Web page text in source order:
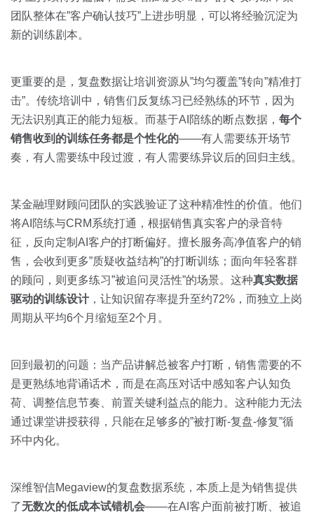
团队整体在”客户确认技巧”上进步明显，可以将经验沉淀为
新的训练剧本。
更重要的是，复盘数据让培训资源从”均匀覆盖”转向”精准打
击”。传统培训中，销售们反复练习已经熟练的环节，因为
无法识别真正的能力短板。而基于AI陪练的断点数据， 每个
销售收到的训练任务都是个性化的——有人需要练开场节
奏，有人需要练中段过渡，有人需要练异议后的回归主线。
某金融理财顾问团队的实践验证了这种精准性的价值。他们
将AI陪练与CRM系统打通，根据销售真实客户的录音特
征，反向定制AI客户的打断偏好。擅长服务高净值客户的销
售，会收到更多”质疑收益结构”的打断训练；面向年轻客群
的顾问，则更多练习”被追问灵活性”的场景。这种真实数据
驱动的训练设计，让知识留存率提升至约72%，而独立上岗
周期从平均6个月缩短至2个月。
回到最初的问题：当产品讲解总被客户打断，销售需要的不
是更熟练地背诵话术，而是在高压对话中感知客户认知负
荷、调整信息节奏、前置关键利益点的能力。这种能力无法
通过课堂讲授获得，只能在足够多的”被打断-复盘-修复”循
环中内化。
深维智信Megaview的复盘数据系统，本质上是为销售提供
了无数次的低成本试错机会——在AI客户面前被打断、被追